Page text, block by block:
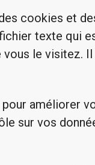
cookies et
texte qui
vous le visitez.
améliorer
sur vos